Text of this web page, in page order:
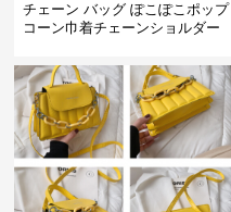
チェーン バッグ ぽこぽこポップ
コーン巾着チェーンショルダー